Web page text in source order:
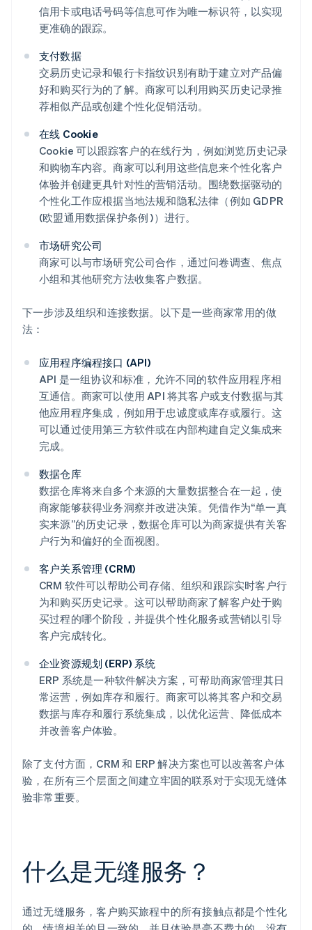
信用卡或电话号码等信息可作为唯一标识符，以实现
更准确的跟踪。
支付数据
交易历史记录和银行卡指纹识别有助于建立对产品偏
好和购买行为的了解。商家可以利用购买历史记录推
荐相似产品或创建个性化促销活动。
在线 Cookie
Cookie 可以跟踪客户的在线行为，例如浏览历史记录
和购物车内容。商家可以利用这些信息来个性化客户
体验并创建更具针对性的营销活动。围绕数据驱动的
个性化工作应根据当地法规和隐私法律（例如 GDPR
(欧盟通用数据保护条例 )）进行。
市场研究公司
商家可以与市场研究公司合作，通过问卷调查、焦点
小组和其他研究方法收集客户数据。
下一步涉及组织和连接数据。以下是一些商家常用的做
法：
应用程序编程接口 (API)
API 是一组协议和标准，允许不同的软件应用程序相
互通信。商家可以使用 API 将其客户或支付数据与其
他应用程序集成，例如用于忠诚度或库存或履行。这
可以通过使用第三方软件或在内部构建自定义集成来
完成。
数据仓库
数据仓库将来自多个来源的大量数据整合在一起，使
商家能够获得业务洞察并改进决策。凭借作为“单一真
实来源”的历史记录，数据仓库可以为商家提供有关客
户行为和偏好的全面视图。
客户关系管理 (CRM)
CRM 软件可以帮助公司存储、组织和跟踪实时客户行
为和购买历史记录。这可以帮助商家了解客户处于购
买过程的哪个阶段，并提供个性化服务或营销以引导
客户完成转化。
企业资源规划 (ERP) 系统
ERP 系统是一种软件解决方案，可帮助商家管理其日
常运营，例如库存和履行。商家可以将其客户和交易
数据与库存和履行系统集成，以优化运营、降低成本
并改善客户体验。
除了支付方面，CRM 和 ERP 解决方案也可以改善客户体
验，在所有三个层面之间建立牢固的联系对于实现无缝体
验非常重要。
什么是无缝服务？
通过无缝服务，客户购买旅程中的所有接触点都是个性化